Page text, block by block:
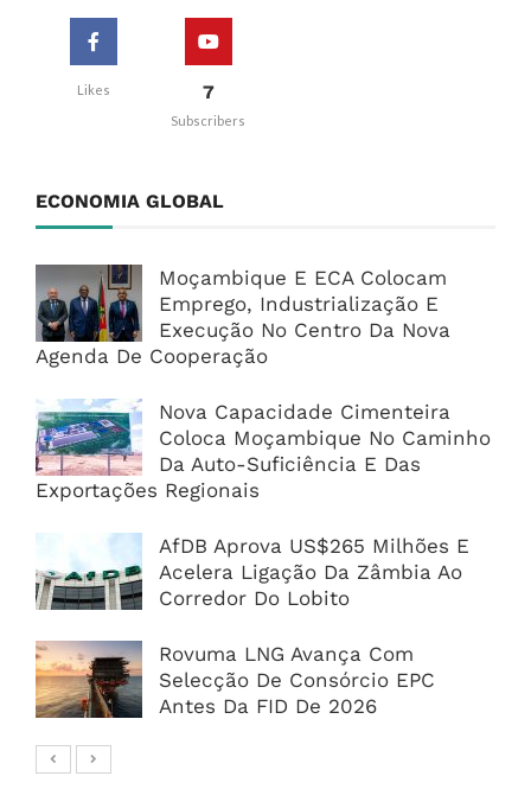
Likes 7
Subscribers
ECONOMIA GLOBAL
Moçambique E ECA Colocam
Emprego, Industrialização E
Execução No Centro Da Nova
Agenda De Cooperação
Nova Capacidade Cimenteira
Coloca Moçambique No Caminho
Da Auto-Suficiência E Das
Exportações Regionais
AfDB Aprova US$265 Milhões E
Acelera Ligação Da Zâmbia Ao
Corredor Do Lobito
Rovuma LNG Avança Com
Selecção De Consórcio EPC
Antes Da FID De 2026